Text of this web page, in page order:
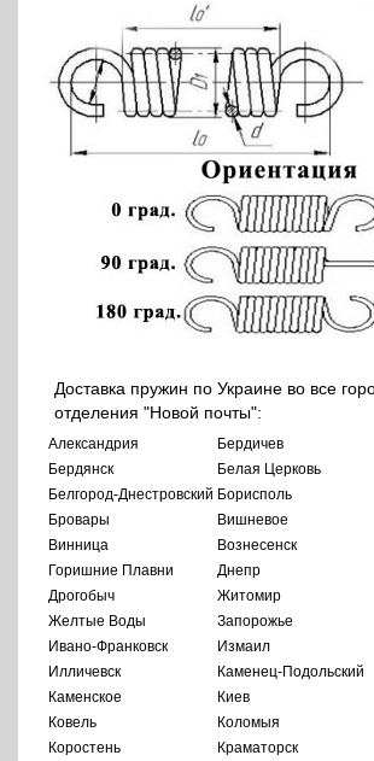
Доставка пружин по Украине во все
отделения "Новой почты":
Александрия
Бердичев
Бердянск
Белая Церковь
Белгород-Днестровский Борисполь
Бровары
Вишневое
Винница
Вознесенск
Горишние Плавни
Днепр
Дрогобыч
Житомир
Желтые Воды
Запорожье
Ивано-Франковск
Измаил
Илличевск
Каменец-Подольский
Каменское
Киев
Ковель
Коломыя
Коростень
Краматорск